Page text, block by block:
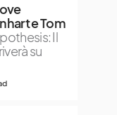
e Tom
Il
su